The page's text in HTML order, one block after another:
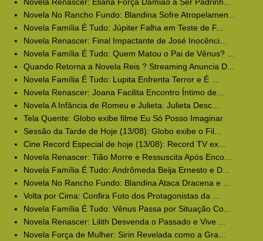
Novela No Rancho Fundo: Blandina Sofre Atropelamen...
Novela Família É Tudo: Júpiter Falha em Teste de F...
Novela Renascer: Final Impactante de José Inocênci...
Novela Família É Tudo: Quem Matou o Pai de Vênus? ...
Quando Retorna a Novela Reis ? Streaming Anuncia D...
Novela Família É Tudo: Lupita Enfrenta Terror e É ...
Novela Renascer: Joana Facilita Encontro Íntimo de...
Novela A Infância de Romeu e Julieta: Julieta Desc...
Tela Quente: Globo exibe filme Eu Só Posso Imaginar
Sessão da Tarde de Hoje (13/08): Globo exibe o Fil...
Cine Record Especial de hoje (13/08): Record TV ex...
Novela Renascer: Tião Morre e Ressuscita Após Enco...
Novela Família É Tudo: Andrômeda Beija Ernesto e D...
Novela No Rancho Fundo: Blandina Ataca Dracena e ...
Volta por Cima: Confira Foto dos Protagonistas da ...
Novela Família É Tudo: Vênus Passa por Situação Co...
Novela Renascer: Lilith Desvenda o Passado e Vive ...
Novela Força de Mulher: Sirin Revelada como a Gra...